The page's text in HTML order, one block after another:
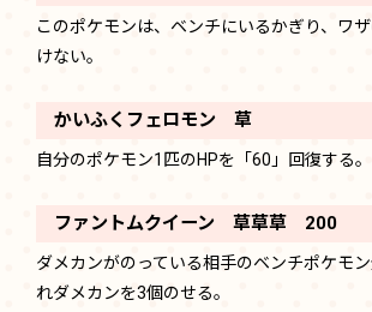
このポケモンは、ベンチにいるかぎり、ワ
けない。
かいふくフェロモン 草
自分のポケモン1匹のHPを「60」回復する。
ファントムクイーン 草草草 200
ダメカンがのっている相手のベンチポケモ
れダメカンを3個のせる。